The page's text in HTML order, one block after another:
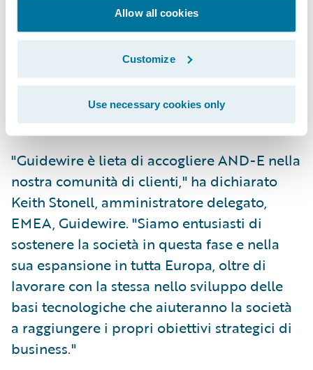
Allow all cookies
Customize
Use necessary cookies only
maggior numero possibile di funzionalità
preconfigurate sin dall'inizio. I prodotti
Guidewire soddisfano entrambi i requisiti e
supporteranno il nostro dimensionamento,
gli aspetti di scaling, i modelli di business e
"Guidewire è lieta di accogliere AND-E nella
nostra comunità di clienti," ha dichiarato
Keith Stonell, amministratore delegato,
EMEA, Guidewire. "Siamo entusiasti di
sostenere la società in questa fase e nella
sua espansione in tutta Europa, oltre di
lavorare con la stessa nello sviluppo delle
basi tecnologiche che aiuteranno la società
a raggiungere i propri obiettivi strategici di
business."